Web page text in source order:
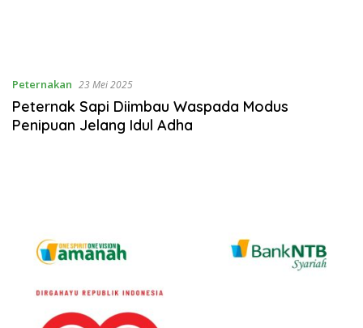
Peternakan 23 Mei 2025
Peternak Sapi Diimbau Waspada Modus
Penipuan Jelang Idul Adha